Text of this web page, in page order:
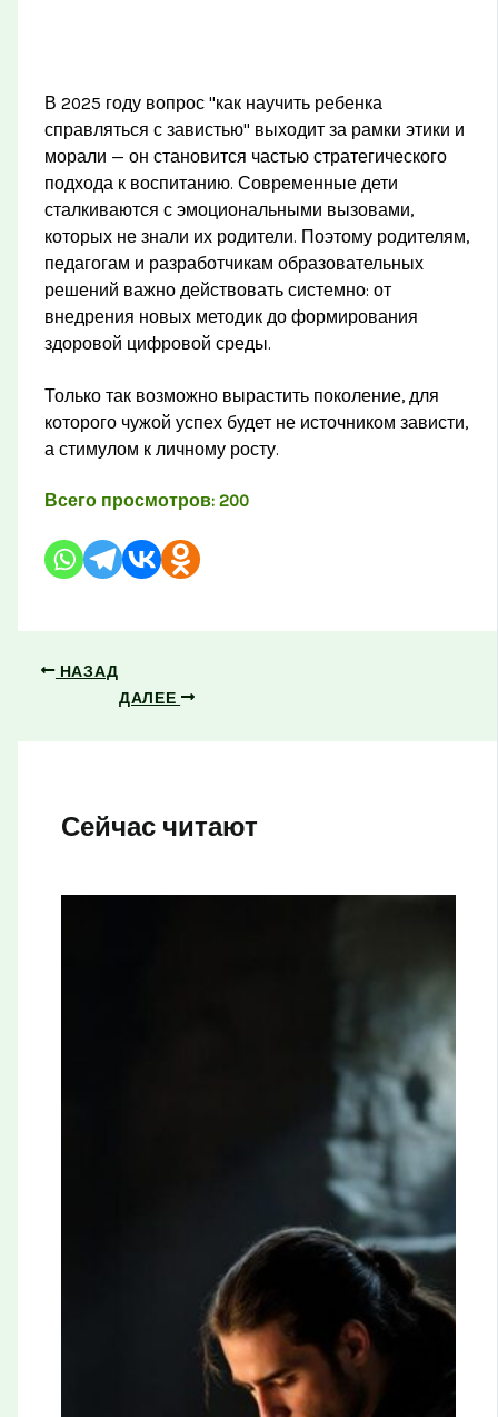
В 2025 году вопрос "как научить ребенка
справляться с завистью" выходит за рамки этики и
морали — он становится частью стратегического
подхода к воспитанию. Современные дети
сталкиваются с эмоциональными вызовами,
которых не знали их родители. Поэтому родителям,
педагогам и разработчикам образовательных
решений важно действовать системно: от
внедрения новых методик до формирования
здоровой цифровой среды.
Только так возможно вырастить поколение, для
которого чужой успех будет не источником зависти,
а стимулом к личному росту.
Всего просмотров: 200
НАЗАД
ДАЛЕЕ
Сейчас читают